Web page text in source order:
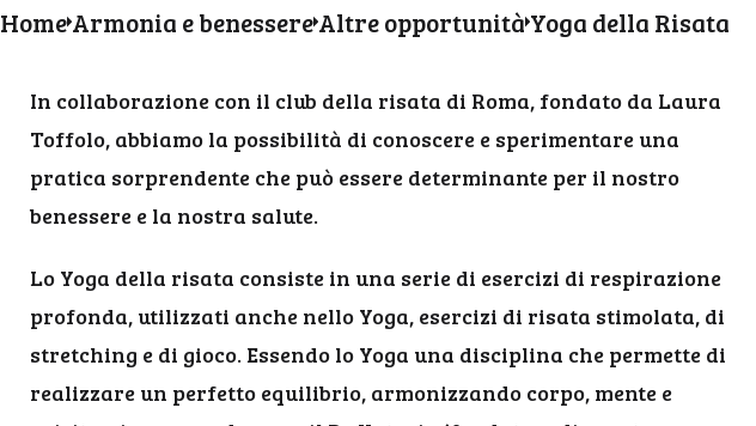
HomeArmonia e benessereAltre opportunità Yoga della Risata
In collaborazione con il club della risata di Roma, fondato da Laura
Toffolo, abbiamo la possibilità di conoscere e sperimentare una
pratica sorprendente che può essere determinante per il nostro
benessere e la nostra salute.
Lo Yoga della risata consiste in una serie di esercizi di respirazione
profonda, utilizzati anche nello Yoga, esercizi di risata stimolata, di
stretching e di gioco. Essendo lo Yoga una disciplina che permette di
realizzare un perfetto equilibrio, armonizzando corpo, mente e